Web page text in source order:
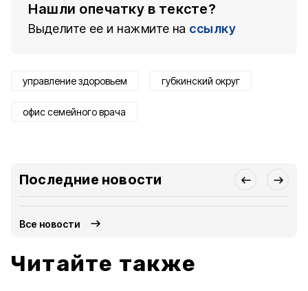
Нашли опечатку в тексте?
Выделите ее и нажмите на ссылку
управление здоровьем губкинский округ
офис семейного врача
Последние новости
Все новости
Читайте также